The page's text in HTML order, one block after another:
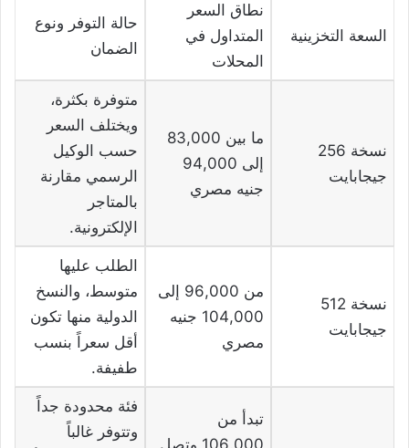
السعة التخزينية
نطاق السعر
المتداول في
المحلات
حالة التوفر ونوع
الضمان
نسخة 256
جيجابايت
ما بين 83,000
إلى 94,000
جنيه مصري
متوفرة بكثرة،
ويختلف السعر
حسب الوكيل
الرسمي مقارنة
بالمتاجر
الإلكترونية.
نسخة 512
جيجابايت
من 96,000 إلى
104,000 جنيه
مصري
الطلب عليها
متوسط، والنسخ
الدولية منها تكون
أقل سعراً بنسب
طفيفة.
تبدأ من
فئة محدودة جداً
وتتوفر غالباً